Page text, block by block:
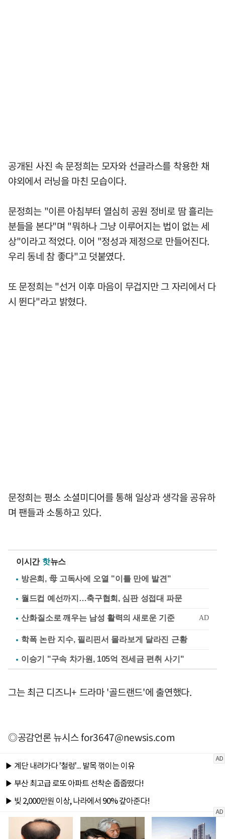
공개된 사진 속 문정희는 모자와 선글라스를 착용한 채
야외에서 러닝을 마친 모습이다.
문정희는 "이른 아침부터 열심히 공원 정비로 땀 흘리는
분들을 본다"며 "뭐하나 그냥 이루어지는 법이 없는 세
상"이라고 적었다. 이어 "정성과 제정으로 만들어진다.
우리 동네 참 좋다"고 덧붙였다.
또 문정희는 "선거 이후 마음이 무겁지만 그 자리에서 다
시 뛴다"라고 밝혔다.
문정희는 평소 소셜미디어를 통해 일상과 생각을 공유하
며 팬들과 소통하고 있다.
이시간 핫뉴스
방은희, 母 고독사에 오열 "이틀 만에 발견"
월드컵 예선까지…축구협회, 심판 성접대 파문
학폭 논란 지수, 필리핀서 몰라보게 달라진 근황
이승기 "구속 차가원, 105억 전세금 편취 사기"
그는 최근 디즈니+ 드라마 '골드랜드'에 출연했다.
◎공감언론 뉴시스for3647@newsis.com